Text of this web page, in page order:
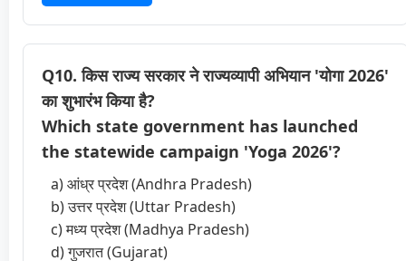
Q10. किस राज्य सरकार ने राज्यव्यापी अभियान 'योगा 2026'
का शुभारंभ किया है?
Which state government has launched
the statewide campaign 'Yoga 2026'?
a) आंध्र प्रदेश (Andhra Pradesh)
b) उत्तर प्रदेश (Uttar Pradesh)
c) मध्य प्रदेश (Madhya Pradesh)
d) गुजरात (Gujarat)